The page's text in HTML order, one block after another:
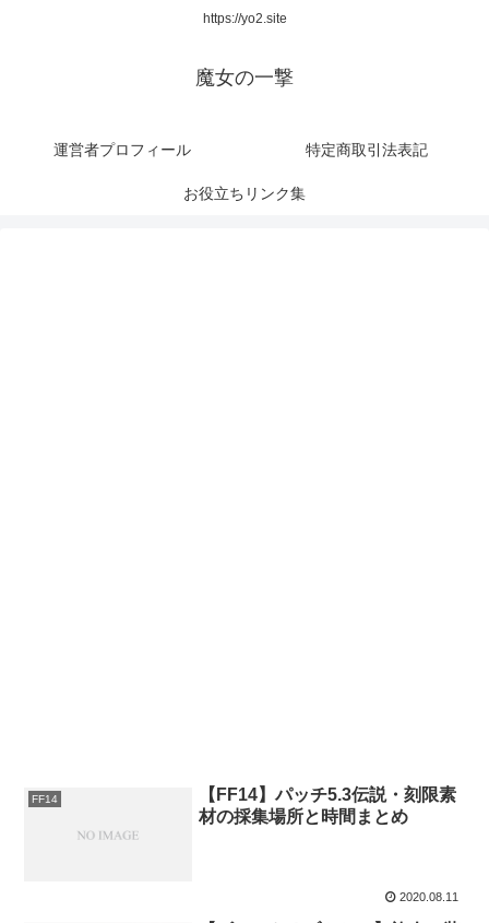
https://yo2.site
魔女の一撃
運営者プロフィール 特定商取引法表記
お役立ちリンク集
FF14
【FF14】パッチ5.3伝説・刻限素
材の採集場所と時間まとめ
2020.08.11